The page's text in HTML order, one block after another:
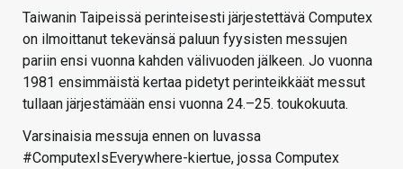
Taiwanin Taipeissä perinteisesti järjestettävä Computex
on ilmoittanut tekevänsä paluun fyysisten messujen
pariin ensi vuonna kahden välivuoden jälkeen. Jo vuonna
1981 ensimmäistä kertaa pidetyt perinteikkäät messut
tullaan järjestämään ensi vuonna 24.–25. toukokuuta.
Varsinaisia messuja ennen on luvassa
#ComputexIsEverywhere-kiertue, jossa Computex